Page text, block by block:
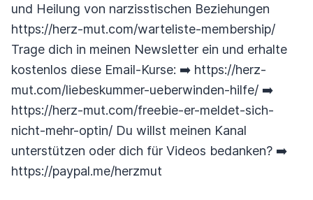
und Heilung von narzisstischen Beziehungen
https://herz-mut.com/warteliste-membership/
Trage dich in meinen Newsletter ein und erhalte
kostenlos diese Email-Kurse: ➡️ https://herz-
mut.com/liebeskummer-ueberwinden-hilfe/ ➡️
https://herz-mut.com/freebie-er-meldet-sich-
nicht-mehr-optin/ Du willst meinen Kanal
unterstützen oder dich für Videos bedanken? ➡️
https://paypal.me/herzmut